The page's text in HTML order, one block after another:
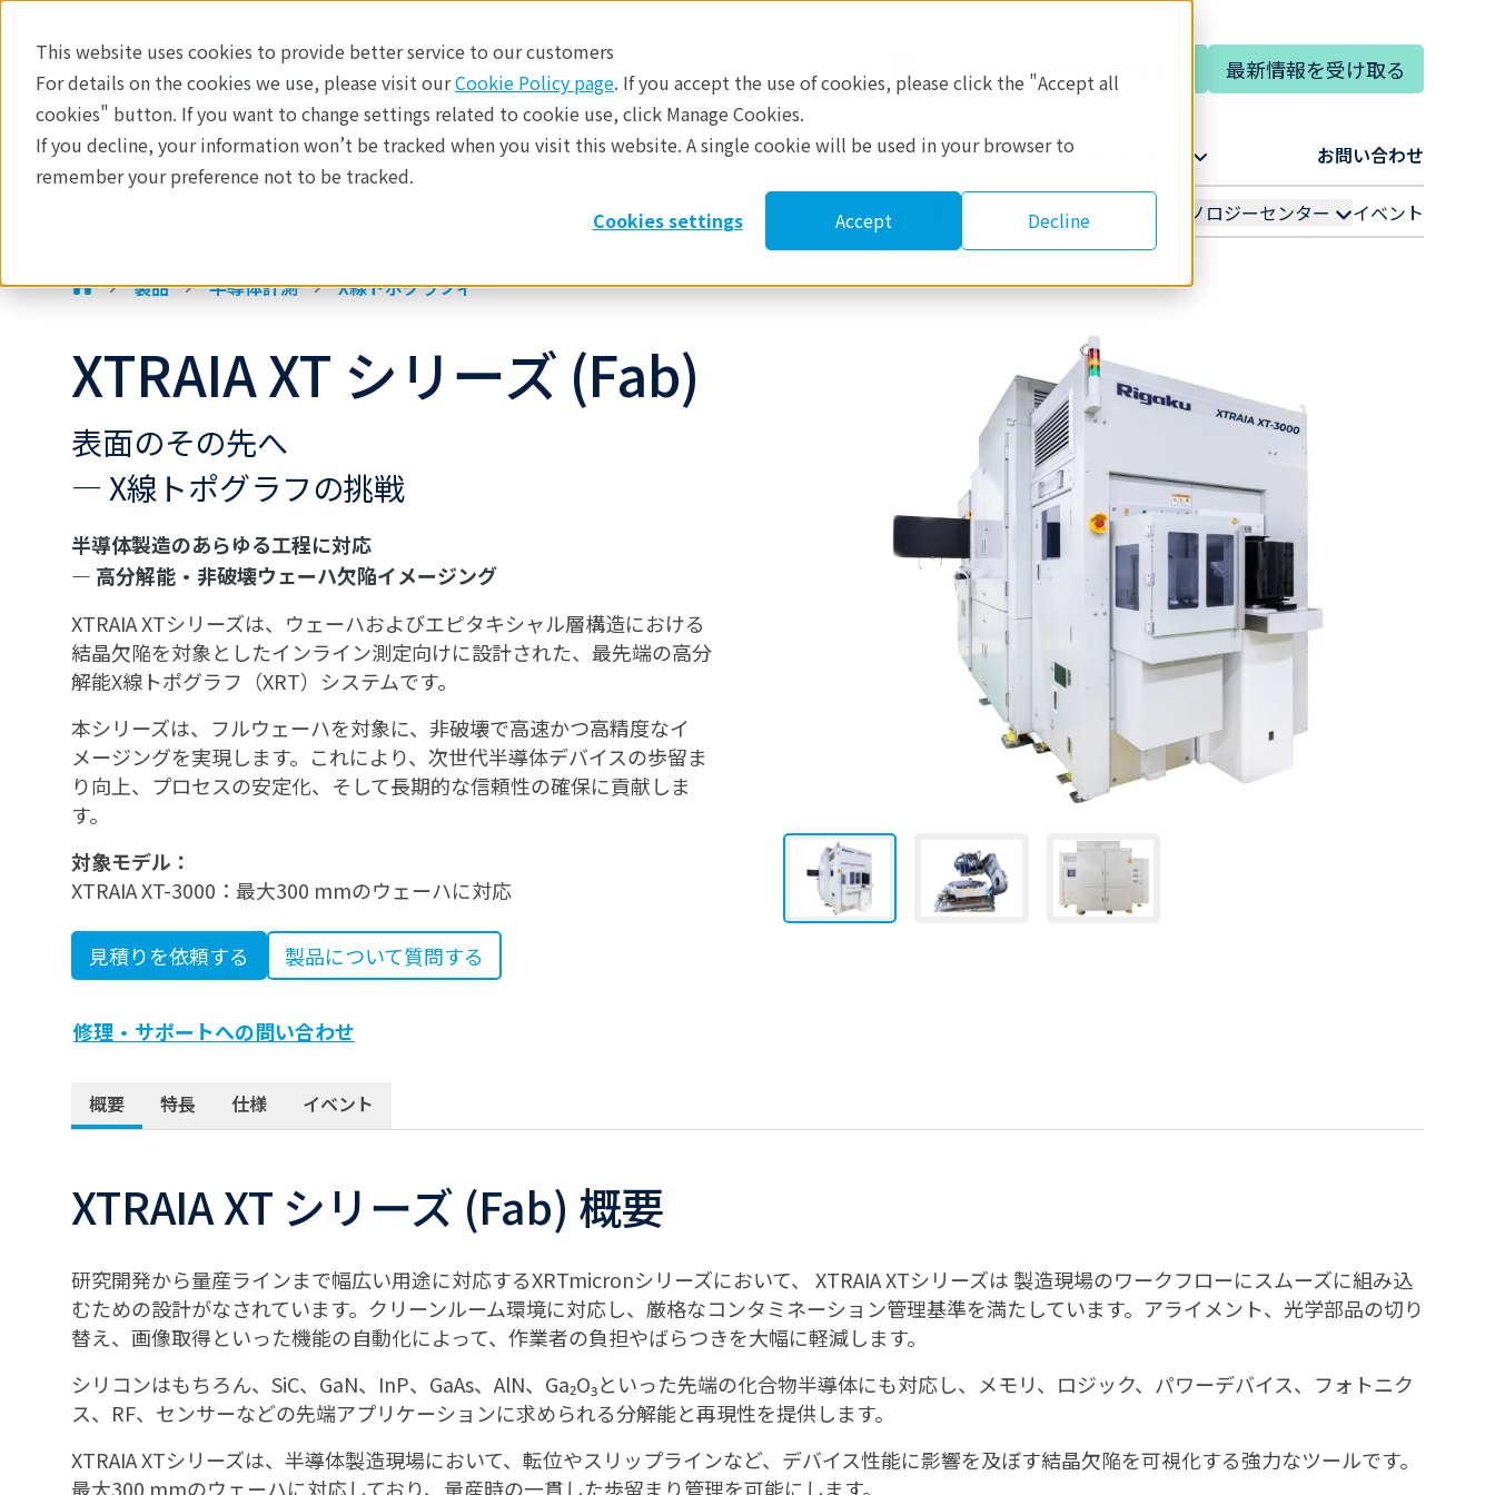
This website uses cookies to provide better service to our customers
For details on the cookies we use, please visit ourCookie Policy page. If you accept the use of cookies, please click the "Accept all
cookies" button. If you want to change settings related to cookie use, click Manage Cookies.
If you decline, your information won’t be tracked when you visit this website. A single cookie will be used in your browser to
remember your preference not to be tracked.
Cookies settings
Accept Decline
日本語 専門家に相談する 最新情報を受け取る
製品 産業分野​ 分析手法​ 参考資料 修理・サポート リガクについて​ お問い合わせ​
半導体計測装置
製品
アプリケーション
イベント
アプリケーション テクノロジーセンター イベント
製品 半導体計測 X線トポグラフィ
XTRAIA XT シリーズ (Fab)
表面のその先へ
― X線トポグラフの挑戦
半導体製造のあらゆる工程に対応
― 高分解能・非破壊ウェーハ欠陥イメージング
XTRAIA XTシリーズは、ウェーハおよびエピタキシャル層構造における
結晶欠陥を対象としたインライン測定向けに設計された、最先端の高分
解能X線トポグラフ（XRT）システムです。
本シリーズは、フルウェーハを対象に、非破壊で高速かつ高精度なイ
メージングを実現します。これにより、次世代半導体デバイスの歩留ま
り向上、プロセスの安定化、そして長期的な信頼性の確保に貢献しま
す。
対象モデル：
XTRAIA XT-3000：最大300 mmのウェーハに対応
見積りを依頼する 製品について質問する
修理・サポートへの問い合わせ
概要 特長 仕様 イベント
XTRAIA XT シリーズ (Fab) 概要
研究開発から量産ラインまで幅広い用途に対応するXRTmicronシリーズにおいて、 XTRAIA XTシリーズは 製造現場のワークフローにスムーズに組み込
むための設計がなされています。クリーンルーム環境に対応し、厳格なコンタミネーション管理基準を満たしています。アライメント、光学部品の切り
替え、画像取得といった機能の自動化によって、作業者の負担やばらつきを大幅に軽減します。
シリコンはもちろん、SiC、GaN、InP、GaAs、AlN、Ga₂O₃といった先端の化合物半導体にも対応し、メモリ、ロジック、パワーデバイス、フォトニク
ス、RF、センサーなどの先端アプリケーションに求められる分解能と再現性を提供します。
XTRAIA XTシリーズは、半導体製造現場において、転位やスリップラインなど、デバイス性能に影響を及ぼす結晶欠陥を可視化する強力なツールです。
最大300 mmのウェーハに対応しており、量産時の一貫した歩留まり管理を可能にします。